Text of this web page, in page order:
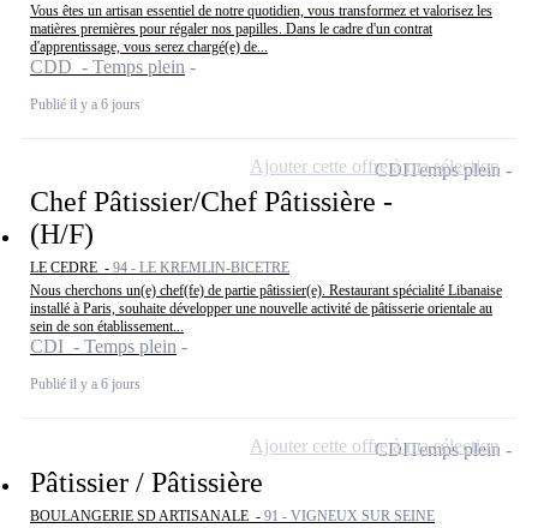
Vous êtes un artisan essentiel de notre quotidien, vous transformez et valorisez les
matières premières pour régaler nos papilles. Dans le cadre d'un contrat
d'apprentissage, vous serez chargé(e) de...
CDD - Temps plein
Publié il y a 6 jours
Chef Pâtissier/Chef Pâtissière -
(H/F)
LE CEDRE - 94 - LE KREMLIN-BICETRE
Nous cherchons un(e) chef(fe) de partie pâtissier(e). Restaurant spécialité Libanaise
installé à Paris, souhaite développer une nouvelle activité de pâtisserie orientale au
sein de son établissement...
CDI - Temps plein
Publié il y a 6 jours
CDITemps plein
Ajouter cette offre à ma sélection
Pâtissier / Pâtissière
BOULANGERIE SD ARTISANALE - 91 - VIGNEUX SUR SEINE
CDITemps plein
Ajouter cette offre à ma sélection